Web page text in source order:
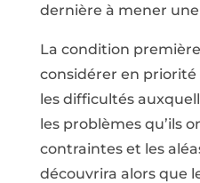
dernière à mener
La condition
considérer en priorité
les difficultés
les problèmes qu’ils
contraintes et les
découvrira alors que